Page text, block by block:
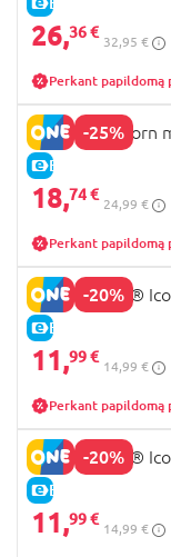
26,36 €
32,95 €
Perkant
-25%
E-KAINA
TOTUM Unicorn
18,74 €
24,99 €
Perkant
-20%
E-KAINA
40460 LEGO®
11,99 €
14,99 €
Perkant
-20%
E-KAINA
40524 LEGO®
11,99 €
14,99 €